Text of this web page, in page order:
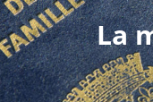
La